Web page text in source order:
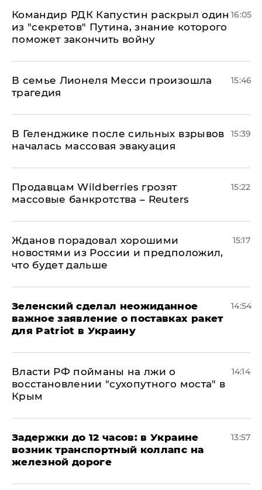
Командир РДК Капустин раскрыл один
из "секретов" Путина, знание которого
поможет закончить войну
16:05
В семье Лионеля Месси произошла
трагедия
15:46
В Геленджике после сильных взрывов
началась массовая эвакуация
15:39
Продавцам Wildberries грозят
массовые банкротства – Reuters
15:22
Жданов порадовал хорошими
новостями из России и предположил,
что будет дальше
15:17
Зеленский сделал неожиданное
важное заявление о поставках ракет
для Patriot в Украину
14:54
Власти РФ пойманы на лжи о
восстановлении "сухопутного моста" в
Крым
14:14
Задержки до 12 часов: в Украине
возник транспортный коллапс на
железной дороге
13:57